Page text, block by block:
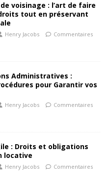
voisinage : l’art de faire
tout en préservant
Henry Jacobs
Commentaires
Administratives :
pour Garantir vos
Henry Jacobs
Commentaires
: Droits et obligations
locative
Henry Jacobs
Commentaires